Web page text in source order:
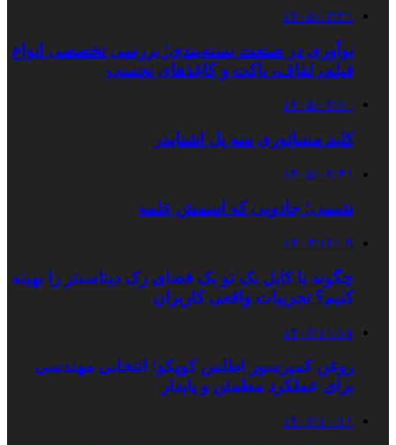
۱۴۰۵/۰۳/۲۱
نوآوری در صنعت بسته‌بندی؛ بررسی تخصصی انواع
فیلم، لفاف، پاکت و کاغذهای نچسب
۱۴۰۵/۰۳/۱۰
کلید مینیاتوری سه پل اشنایدر
۱۴۰۵/۰۲/۳۱
شیمی؛ جادویی که اسمش علمه
۱۴۰۳/۱۲/۰۹
چگونه با کابل بک تو بک فضای رک دیتاسنتر را بهینه
کنیم؟ تجربیات واقعی کاربران
۱۴۰۳/۱۱/۱۷
روغن کمپرسور اطلس کوپکو؛ انتخابی مهندسی
برای عملکرد مطمئن و پایدار
۱۴۰۳/۱۰/۱۱